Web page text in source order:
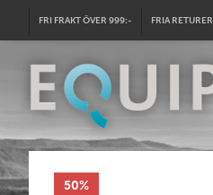
FRI FRAKT ÖVER 999:- FRIA RETURER
50